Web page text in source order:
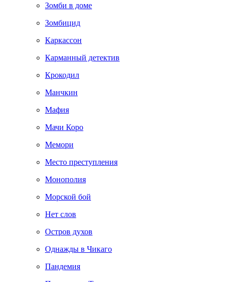
Зомби в доме
Зомбицид
Каркассон
Карманный детектив
Крокодил
Манчкин
Мафия
Мачи Коро
Мемори
Место преступления
Монополия
Морской бой
Нет слов
Остров духов
Однажды в Чикаго
Пандемия